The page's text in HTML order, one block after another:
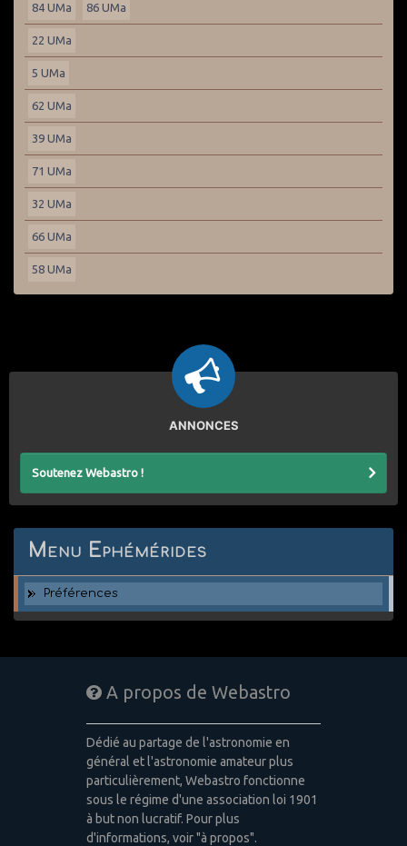
84 UMa 86 UMa
22 UMa
5 UMa
62 UMa
39 UMa
71 UMa
32 UMa
66 UMa
58 UMa
ANNONCES
Soutenez Webastro !
Menu Ephémérides
Préférences
A propos de Webastro
Dédié au partage de l'astronomie en
général et l'astronomie amateur plus
particulièrement, Webastro fonctionne
sous le régime d'une association loi 1901
à but non lucratif. Pour plus
d'informations, voir "à propos".